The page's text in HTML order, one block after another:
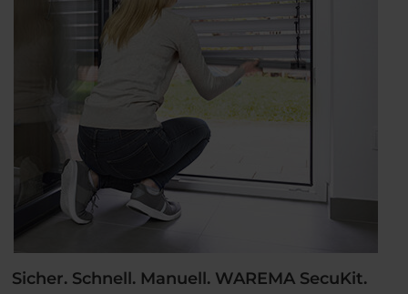
Sicher. Schnell. Manuell. WAREMA SecuKit.